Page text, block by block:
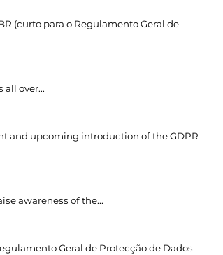
(curto para o Regulamento Geral de
all over...
and upcoming introduction of the GDPR
awareness of the...
Geral de Protecção de Dados